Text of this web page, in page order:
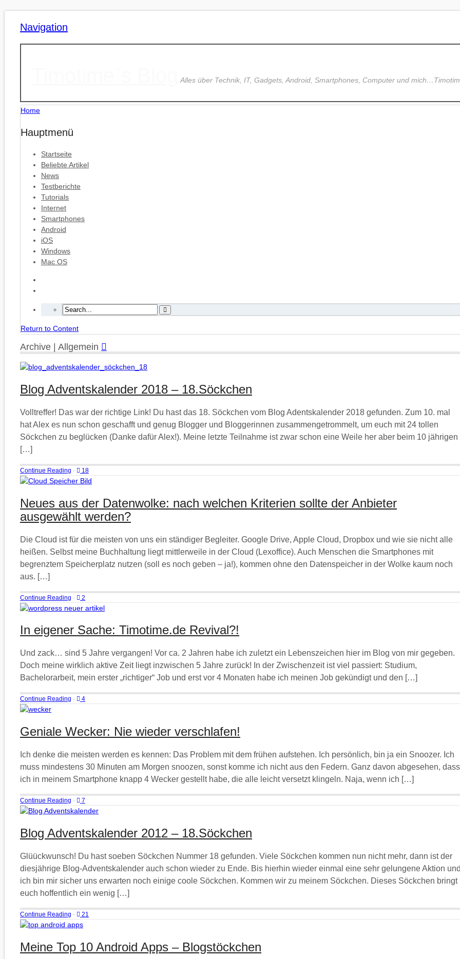
Navigation
Alles über Technik, IT, Gadgets, Android, Smartphones, Computer und
Home
Hauptmenü
Startseite
Beliebte Artikel
News
Testberichte
Tutorials
Internet
Smartphones
Android
iOS
Windows
Mac OS
Return to Content
Archive | Allgemein
Blog Adventskalender 2018 – 18.Söckchen
Volltreffer! Das war der richtige Link! Du hast das 18. Söckchen vom Blog Adentskalender 2018 gefunden. Zum 10. mal
hat Alex es nun schon geschafft und genug Blogger und Bloggerinnen zusammengetrommelt, um euch mit 24 tollen
Söckchen zu beglücken (Danke dafür Alex!). Meine letzte Teilnahme ist zwar schon eine Weile her aber beim 10 jährigen
[…]
Continue Reading · 18
Neues aus der Datenwolke: nach welchen Kriterien sollte der Anbieter
ausgewählt werden?
Die Cloud ist für die meisten von uns ein ständiger Begleiter. Google Drive, Apple Cloud, Dropbox und wie sie nicht alle
heißen. Selbst meine Buchhaltung liegt mittlerweile in der Cloud (Lexoffice). Auch Menschen die Smartphones mit
begrenztem Speicherplatz nutzen (soll es noch geben – ja!), kommen ohne den Datenspeicher in der Wolke kaum noch
aus. […]
Continue Reading · 2
In eigener Sache: Timotime.de Revival?!
Und zack… sind 5 Jahre vergangen! Vor ca. 2 Jahren habe ich zuletzt ein Lebenszeichen hier im Blog von mir gegeben.
Doch meine wirklich aktive Zeit liegt inzwischen 5 Jahre zurück! In der Zwischenzeit ist viel passiert: Studium,
Bachelorarbeit, mein erster „richtiger“ Job und erst vor 4 Monaten habe ich meinen Job gekündigt und den […]
Continue Reading · 4
Geniale Wecker: Nie wieder verschlafen!
Ich denke die meisten werden es kennen: Das Problem mit dem frühen aufstehen. Ich persönlich, bin ja ein Snoozer. Ich
muss mindestens 30 Minuten am Morgen snoozen, sonst komme ich nicht aus den Federn. Ganz davon abgesehen, dass
ich in meinem Smartphone knapp 4 Wecker gestellt habe, die alle leicht versetzt klingeln. Naja, wenn ich […]
Continue Reading · 7
Blog Adventskalender 2012 – 18.Söckchen
Glüückwunsch! Du hast soeben Söckchen Nummer 18 gefunden. Viele Söckchen kommen nun nicht mehr, dann ist der
diesjährige Blog-Adventskalender auch schon wieder zu Ende. Bis hierhin wieder einmal eine sehr gelungene Aktion
ich bin mir sicher uns erwarten noch einige coole Söckchen. Kommen wir zu meinem Söckchen. Dieses Söckchen bringt
euch hoffentlich ein wenig […]
Continue Reading · 21
Meine Top 10 Android Apps – Blogstöckchen